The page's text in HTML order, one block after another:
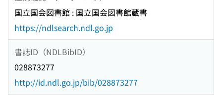
国立国会図書館 : 国立国会図書館蔵書
https://ndlsearch.ndl.go.jp
書誌ID（NDLBibID）
028873277
http://id.ndl.go.jp/bib/028873277